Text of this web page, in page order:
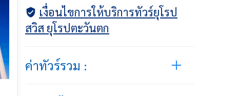
เงื่อนไขการให้บริการทัวร์ยุโรป
สวิส ยุโรปตะวันตก
ค่าทัวร์รวม :